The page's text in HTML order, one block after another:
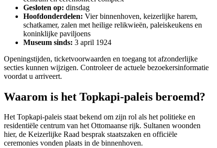
Gesloten op: dinsdag
Hoofdonderdelen: Vier binnenhoven, keizerlijke harem,
schatkamer, zalen met heilige relikwieën, paleiskeukens en
koninklijke paviljoens
Museum sinds: 3 april 1924
Openingstijden, ticketvoorwaarden en toegang tot afzonderlijke
secties kunnen wijzigen. Controleer de actuele bezoekersinformatie
voordat u arriveert.
Waarom is het Topkapi-paleis beroemd?
Het Topkapi-paleis staat bekend om zijn rol als het politieke en
residentiële centrum van het Ottomaanse rijk. Sultanen woonden
hier, de Keizerlijke Raad besprak staatszaken en officiële
ceremonies vonden plaats in de binnenhoven.